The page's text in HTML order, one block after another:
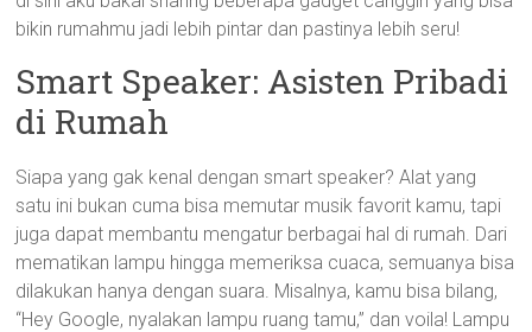
bikin rumahmu jadi lebih pintar dan pastinya lebih seru!
Smart Speaker: Asisten Pribadi
di Rumah
Siapa yang gak kenal dengan smart speaker? Alat yang
satu ini bukan cuma bisa memutar musik favorit kamu, tapi
juga dapat membantu mengatur berbagai hal di rumah. Dari
mematikan lampu hingga memeriksa cuaca, semuanya bisa
dilakukan hanya dengan suara. Misalnya, kamu bisa bilang,
“Hey Google, nyalakan lampu ruang tamu,” dan voila! Lampu